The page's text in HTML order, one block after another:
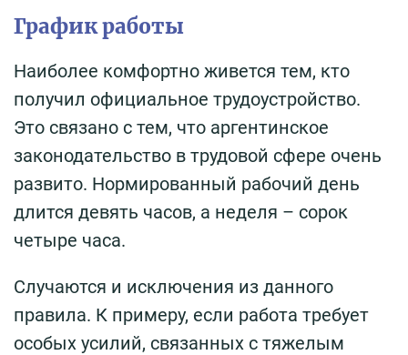
График работы
Наиболее комфортно живется тем, кто
получил официальное трудоустройство.
Это связано с тем, что аргентинское
законодательство в трудовой сфере очень
развито. Нормированный рабочий день
длится девять часов, а неделя – сорок
четыре часа.
Случаются и исключения из данного
правила. К примеру, если работа требует
особых усилий, связанных с тяжелым